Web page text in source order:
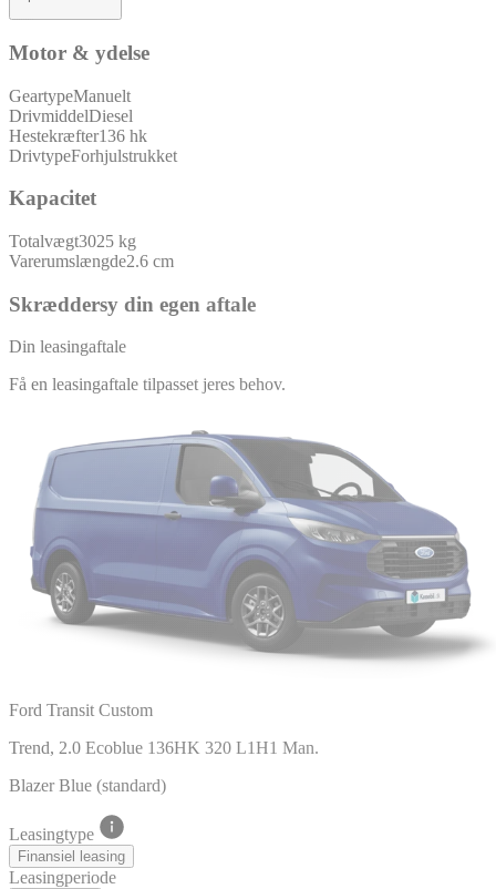
Motor & ydelse
GeartypeManuelt
DrivmiddelDiesel
Hestekræfter136 hk
DrivtypeForhjulstrukket
Kapacitet
Totalvægt3025 kg
Varerumslængde2.6 cm
Skræddersy din egen aftale
Din leasingaftale
Få en leasingaftale tilpasset jeres behov.
Ford Transit Custom
Trend, 2.0 Ecoblue 136HK 320 L1H1 Man.
Blazer Blue (standard)
Leasingtype
Finansiel leasing
Leasingperiode